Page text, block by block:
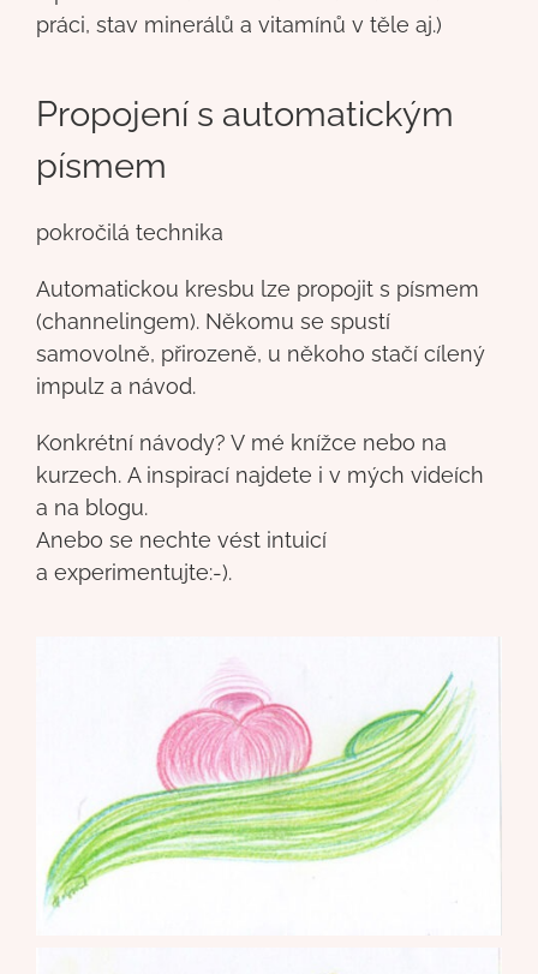
práci, stav minerálů a vitamínů v těle aj.)
Propojení s automatickým
písmem
pokročilá technika
Automatickou kresbu lze propojit s písmem
(channelingem). Někomu se spustí
samovolně, přirozeně, u někoho stačí cílený
impulz a návod.
Konkrétní návody? V mé knížce nebo na
kurzech. A inspirací najdete i v mých videích
a na blogu.
Anebo se nechte vést intuicí
a experimentujte:-).